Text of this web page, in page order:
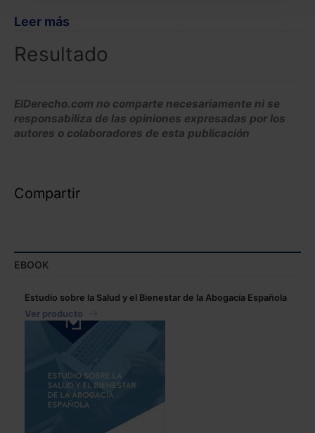
navegador. Si no seleccionas ninguna utilizaremos
las que sean indispensables para la navegación.
Leer más
Resultado
ElDerecho.com no comparte necesariamente ni se
responsabiliza de las opiniones expresadas por los
autores o colaboradores de esta publicación
Compartir
EBOOK
Estudio sobre la Salud y el Bienestar de la Abogacía Española
Ver producto